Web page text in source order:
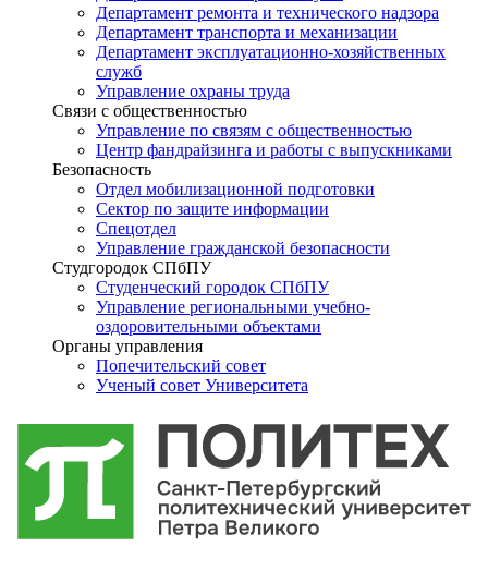
Департамент ремонта и технического надзора
Департамент транспорта и механизации
Департамент эксплуатационно-хозяйственных
служб
Управление охраны труда
Связи с общественностью
Управление по связям с общественностью
Центр фандрайзинга и работы с выпускниками
Безопасность
Отдел мобилизационной подготовки
Сектор по защите информации
Спецотдел
Управление гражданской безопасности
Студгородок СПбПУ
Студенческий городок СПбПУ
Управление региональными учебно-
оздоровительными объектами
Органы управления
Попечительский совет
Ученый совет Университета